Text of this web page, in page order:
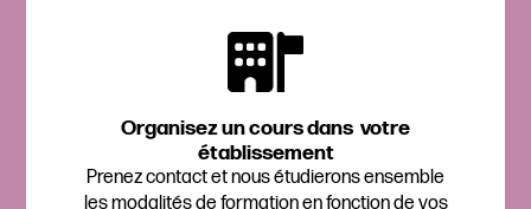
Organisez un cours dans votre
établissement
Prenez contact et nous étudierons ensemble
les modalités de formation en fonction de vos